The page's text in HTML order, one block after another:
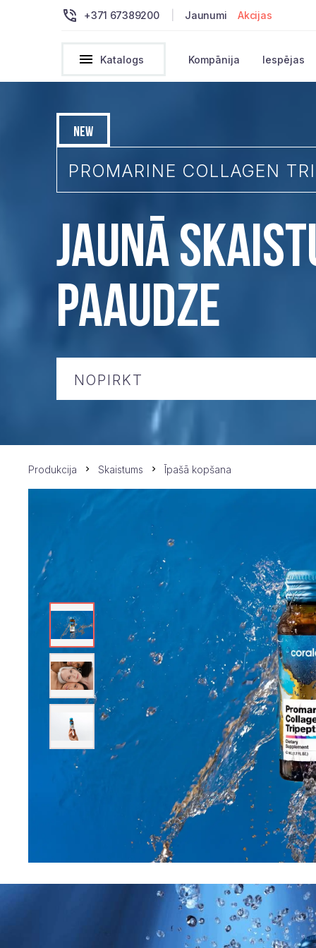
+371 67389200 Jaunumi Akcijas
Katalogs Kompānija Iespējas
NEW
PROMARINE COLLAGEN
JAUNĀ
PAAUDZE
NOPIRKT
Produkcija Skaistums Īpašā kopšana